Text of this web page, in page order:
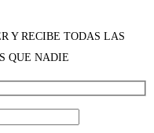
Y RECIBE TODAS LAS
QUE NADIE